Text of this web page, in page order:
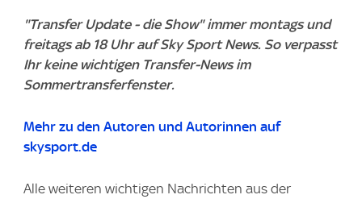
"Transfer Update - die Show" immer montags und
freitags ab 18 Uhr auf Sky Sport News. So verpasst
Ihr keine wichtigen Transfer-News im
Sommertransferfenster.
Mehr zu den Autoren und Autorinnen auf
skysport.de
Alle weiteren wichtigen Nachrichten aus der